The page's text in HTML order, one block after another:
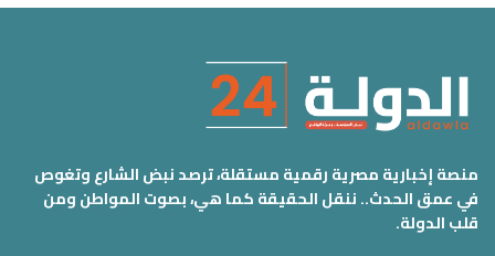
منصة إخبارية مصرية رقمية مستقلة، ترصد نبض الشارع وتغوص
في عمق الحدث.. ننقل الحقيقة كما هي، بصوت المواطن ومن
قلب الدولة.